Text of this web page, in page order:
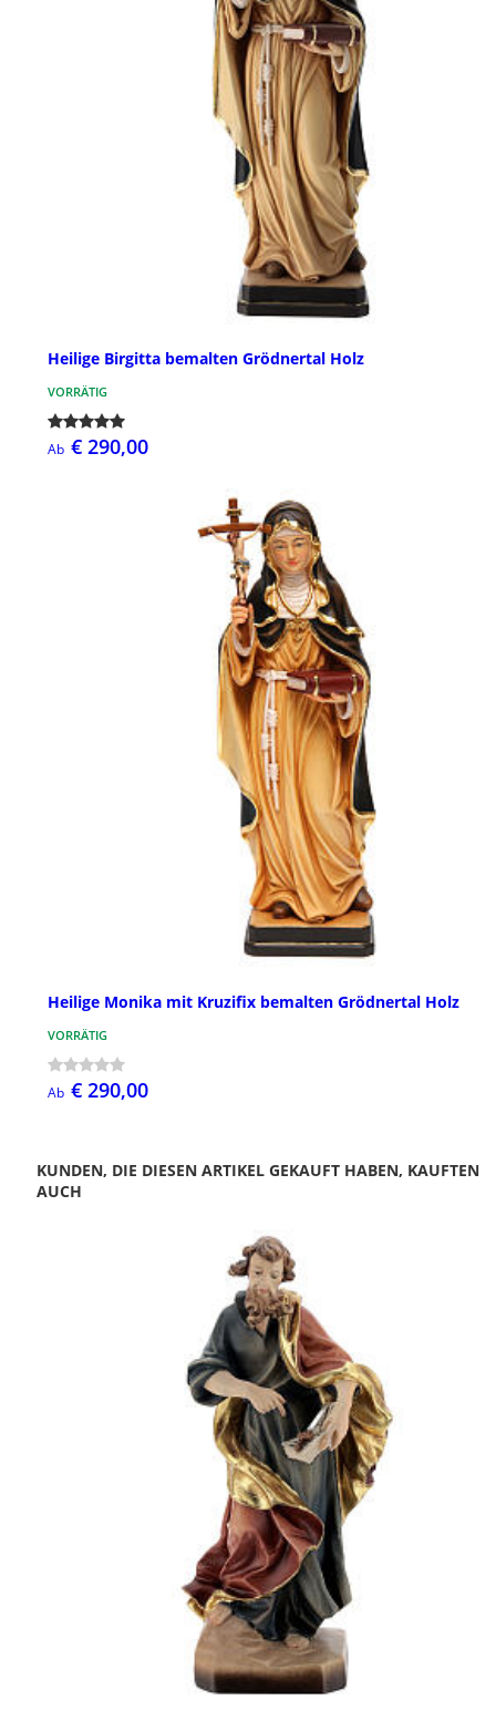
Heilige Birgitta bemalten Grödnertal Holz
VORRÄTIG
Ab € 290,00
Heilige Monika mit Kruzifix bemalten Grödnertal Holz
VORRÄTIG
Ab € 290,00
KUNDEN, DIE DIESEN ARTIKEL GEKAUFT HABEN, KAUFTEN
AUCH